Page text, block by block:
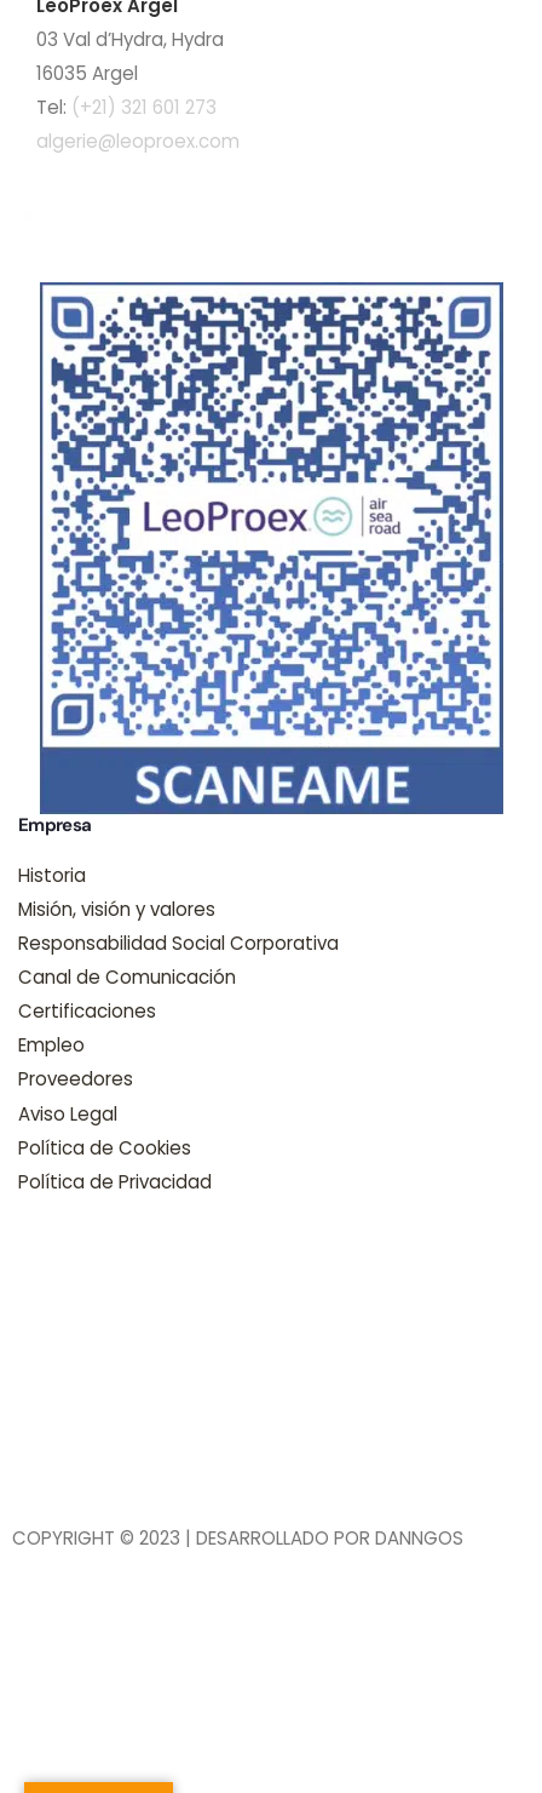
LeoProex Argel
03 Val d’Hydra, Hydra
16035 Argel
Tel: (+21) 321 601 273
algerie@leoproex.com
Empresa
Historia
Misión, visión y valores
Responsabilidad Social Corporativa
Canal de Comunicación
Certificaciones
Empleo
Proveedores
Aviso Legal
Política de Cookies
Política de Privacidad
COPYRIGHT © 2023 | DESARROLLADO POR DANNGOS